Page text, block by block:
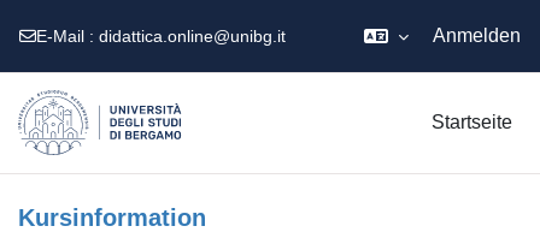
E-Mail : didattica.online@unibg.it Anmelden
Startseite
Kursinformation